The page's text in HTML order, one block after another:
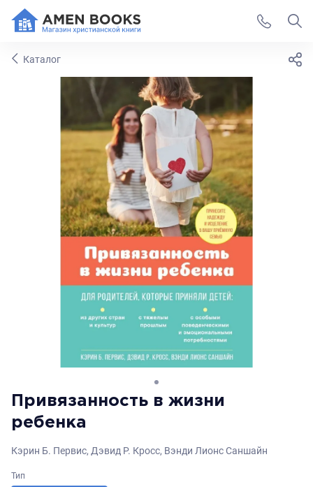
Каталог
Привязанность в жизни
ребенка
Кэрин Б. Первис, Дэвид Р. Кросс, Вэнди Лионс Саншайн
Тип